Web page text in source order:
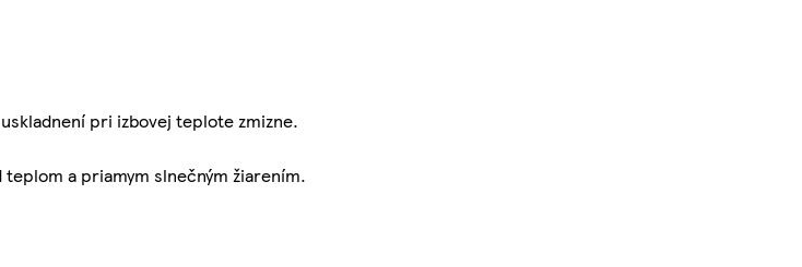
pri izbovej teplote zmizne.
a priamym slnečným žiarením.